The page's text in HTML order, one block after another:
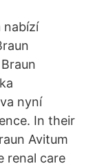
nabízí
nyní
In their
Avitum
renal care